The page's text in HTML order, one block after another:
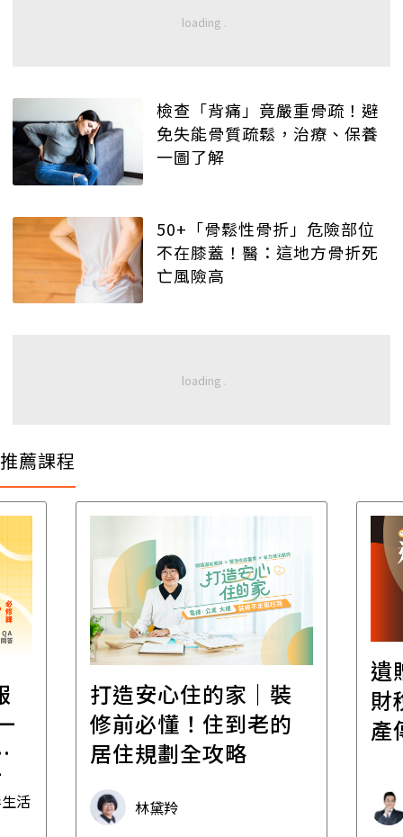
檢查「背痛」竟嚴重骨疏！避
免失能骨質疏鬆，治療、保養
一圖了解
50+「骨鬆性骨折」危險部位
不在膝蓋！醫：這地方骨折死
亡風險高
推薦課程
活
打造安心住的家｜裝
修前必懂！住到老的
居住規劃全攻略
林黛羚
遺
財
產